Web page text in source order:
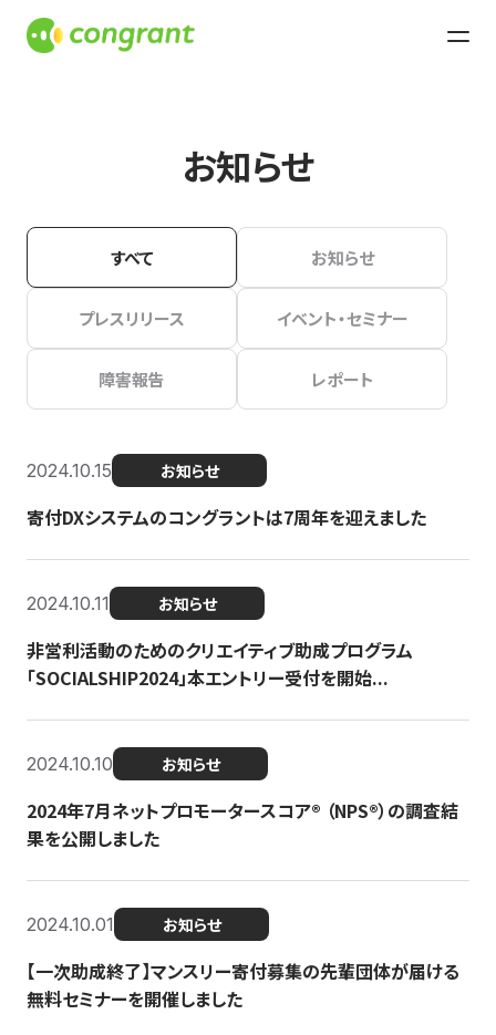
お知らせ
すべて お知らせ
プレスリリース イベント・セミナー
障害報告 レポート
2024.10.15 お知らせ
寄付DXシステムのコングラントは7周年を迎えました
2024.10.11 お知らせ
非営利活動のためのクリエイティブ助成プログラム
「SOCIALSHIP2024」本エントリー受付を開始...
2024.10.10 お知らせ
2024年7月ネットプロモータースコア®︎ （NPS®︎）の調査結
果を公開しました
2024.10.01 お知らせ
【一次助成終了】マンスリー寄付募集の先輩団体が届ける
無料セミナーを開催しました